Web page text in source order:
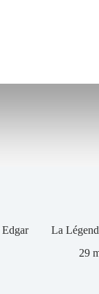
La
29